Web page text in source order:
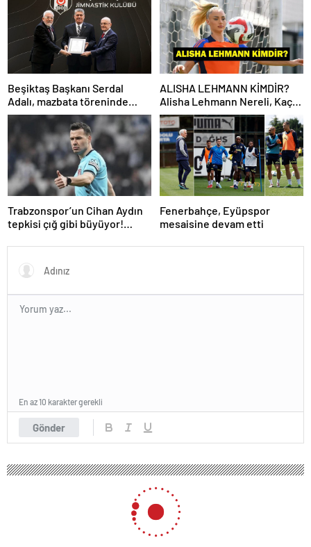
Beşiktaş Başkanı Serdal
Adalı, mazbata töreninde
konuştu: Gün istikrar
ALISHA LEHMANN KİMDİR?
Alisha Lehmann Nereli, Kaç
Yaşında, Hangi Takımda
Oynuyor?
Trabzonspor’un Cihan Aydın
tepkisi çığ gibi büyüyor!
Fenerbahçe, Eyüpspor
mesaisine devam etti
Gönder
En az 10 karakter gerekli